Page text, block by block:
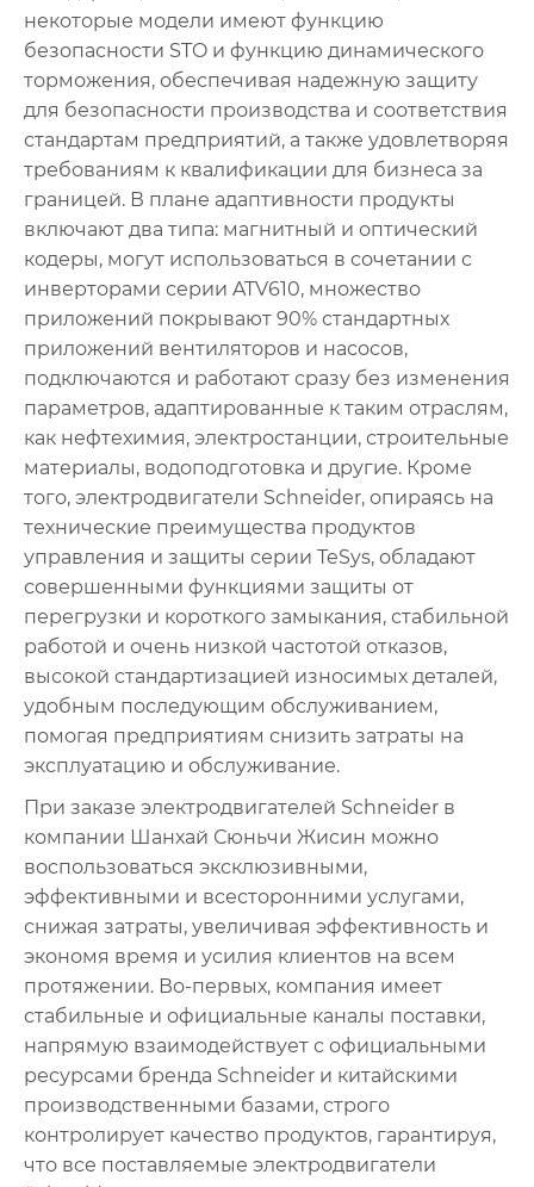
некоторые модели имеют функцию
безопасности STO и функцию динамического
торможения, обеспечивая надежную защиту
для безопасности производства и соответствия
стандартам предприятий, а также удовлетворяя
требованиям к квалификации для бизнеса за
границей. В плане адаптивности продукты
включают два типа: магнитный и оптический
кодеры, могут использоваться в сочетании с
инверторами серии ATV610, множество
приложений покрывают 90% стандартных
приложений вентиляторов и насосов,
подключаются и работают сразу без изменения
параметров, адаптированные к таким отраслям,
как нефтехимия, электростанции, строительные
материалы, водоподготовка и другие. Кроме
того, электродвигатели Schneider, опираясь на
технические преимущества продуктов
управления и защиты серии TeSys, обладают
совершенными функциями защиты от
перегрузки и короткого замыкания, стабильной
работой и очень низкой частотой отказов,
высокой стандартизацией износимых деталей,
удобным последующим обслуживанием,
помогая предприятиям снизить затраты на
эксплуатацию и обслуживание.
При заказе электродвигателей Schneider в
компании Шанхай Сюньчи Жисин можно
воспользоваться эксклюзивными,
эффективными и всесторонними услугами,
снижая затраты, увеличивая эффективность и
экономя время и усилия клиентов на всем
протяжении. Во-первых, компания имеет
стабильные и официальные каналы поставки,
напрямую взаимодействует с официальными
ресурсами бренда Schneider и китайскими
производственными базами, строго
контролирует качество продуктов, гарантируя,
что все поставляемые электродвигатели